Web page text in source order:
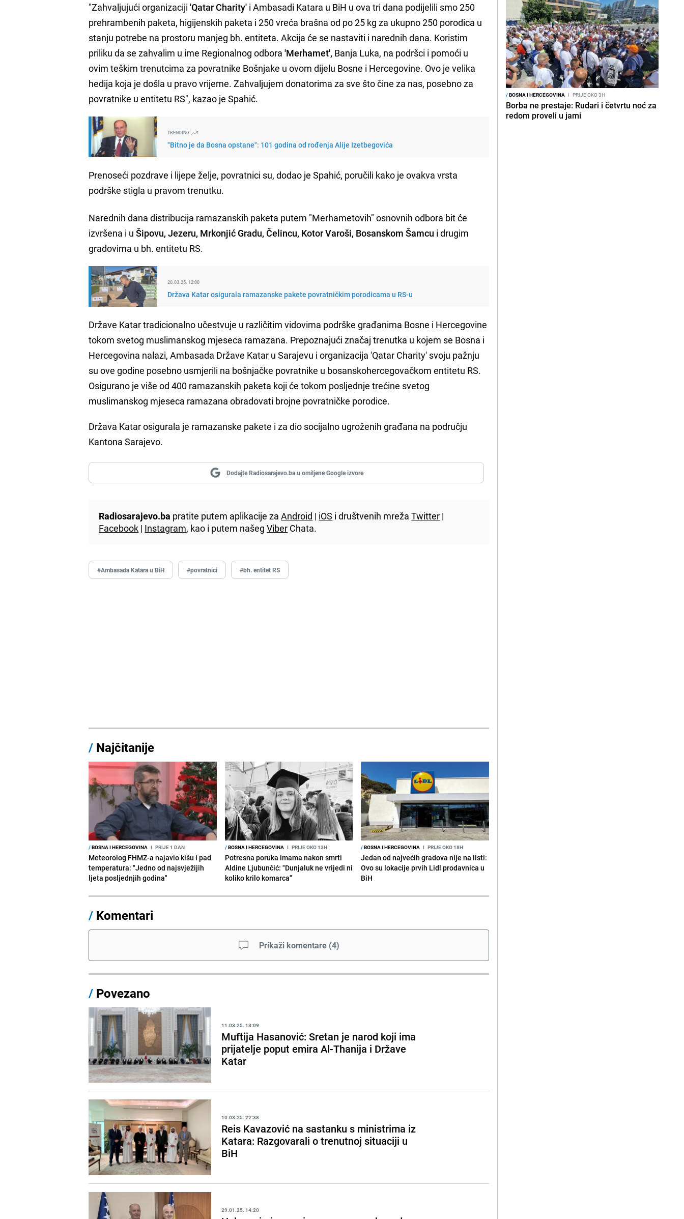
"Zahvaljujući organizaciji 'Qatar Charity' i Ambasadi Katara u BiH u ova tri dana podijelili smo 250
prehrambenih paketa, higijenskih paketa i 250 vreća brašna od po 25 kg za ukupno 250 porodica u
stanju potrebe na prostoru manjeg bh. entiteta. Akcija će se nastaviti i narednih dana. Koristim
priliku da se zahvalim u ime Regionalnog odbora'Merhamet', Banja Luka, na podršci i pomoći u
ovim teškim trenutcima za povratnike Bošnjake u ovom dijelu Bosne i Hercegovine. Ovo je velika
hedija koja je došla u pravo vrijeme. Zahvaljujem donatorima za sve što čine za nas, posebno za
povratnike u entitetu RS", kazao je Spahić.
TRENDING
"Bitno je da Bosna opstane": 101 godina od rođenja Alije Izetbegovića
Prenoseći pozdrave i lijepe želje, povratnici su, dodao je Spahić, poručili kako je ovakva vrsta
podrške stigla u pravom trenutku.
Narednih dana distribucija ramazanskih paketa putem "Merhametovih" osnovnih odbora bit će
izvršena i uŠipovu, Jezeru, Mrkonjić Gradu, Čelincu, Kotor Varoši, Bosanskom Šamcu i drugim
gradovima u bh. entitetu RS.
20.03.25. 12:00
Država Katar osigurala ramazanske pakete povratničkim porodicama u RS-u
Države Katar tradicionalno učestvuje u različitim vidovima podrške građanima Bosne i Hercegovine
tokom svetog muslimanskog mjeseca ramazana. Prepoznajući značaj trenutka u kojem se Bosna i
Hercegovina nalazi, Ambasada Države Katar u Sarajevu i organizacija 'Qatar Charity' svoju pažnju
su ove godine posebno usmjerili na bošnjačke povratnike u bosanskohercegovačkom entitetu RS.
Osigurano je više od 400 ramazanskih paketa koji će tokom posljednje trećine svetog
muslimanskog mjeseca ramazana obradovati brojne povratničke porodice.
Država Katar osigurala je ramazanske pakete i za dio socijalno ugroženih građana na području
Kantona Sarajevo.
Dodajte Radiosarajevo.ba u omiljene Google izvore
Radiosarajevo.ba pratite putem aplikacije zaAndroid | iOS i društvenih mrežaTwitter |
Facebook | Instagram, kao i putem našegViber Chata.
#Ambasada Katara u BiH #povratnici #bh. entitet RS
/ Najčitanije
/BOSNA I HERCEGOVINA I PRIJE 1 DAN
Meteorolog FHMZ-a najavio kišu i pad
temperatura: "Jedno od najsvježijih
ljeta posljednjih godina"
/BOSNA I HERCEGOVINA I PRIJE OKO 13H
Potresna poruka imama nakon smrti
Aldine Ljubunčić: "Dunjaluk ne vrijedi ni
koliko krilo komarca"
/BOSNA I HERCEGOVINA I PRIJE OKO 18H
Jedan od najvećih gradova nije na listi:
Ovo su lokacije prvih Lidl prodavnica u
BiH
/ Komentari
Prikaži komentare (4)
/ Povezano
11.03.25. 13:09
Muftija Hasanović: Sretan je narod koji ima
prijatelje poput emira Al-Thanija i Države
Katar
10.03.25. 22:38
Reis Kavazović na sastanku s ministrima iz
Katara: Razgovarali o trenutnoj situaciji u
BiH
29.01.25. 14:20
/BOSNA I HERCEGOVINA I PRIJE OKO 3H
Borba ne prestaje: Rudari i četvrtu noć za
redom proveli u jami